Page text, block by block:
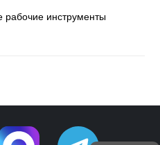
рабочие инструменты